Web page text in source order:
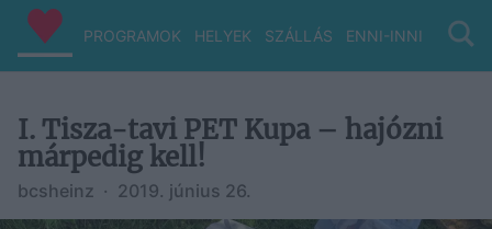
PROGRAMOK HELYEK SZÁLLÁS ENNI-INNI VIZ/
I. Tisza-tavi PET Kupa – hajózni
márpedig kell!
bcsheinz · 2019. június 26.